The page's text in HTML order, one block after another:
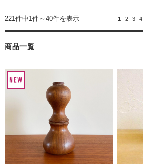
221件中1件～40件を表示 1 2 3 4
商品一覧